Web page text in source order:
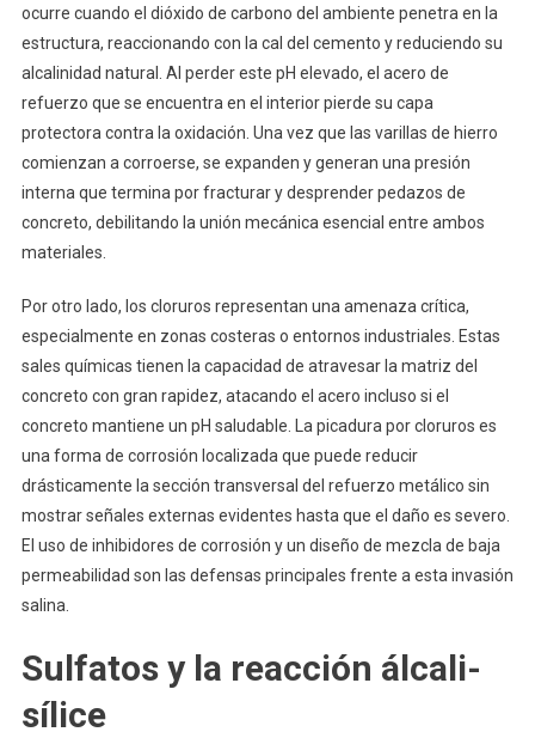
ocurre cuando el dióxido de carbono del ambiente penetra en la
estructura, reaccionando con la cal del cemento y reduciendo su
alcalinidad natural. Al perder este pH elevado, el acero de
refuerzo que se encuentra en el interior pierde su capa
protectora contra la oxidación. Una vez que las varillas de hierro
comienzan a corroerse, se expanden y generan una presión
interna que termina por fracturar y desprender pedazos de
concreto, debilitando la unión mecánica esencial entre ambos
materiales.
Por otro lado, los cloruros representan una amenaza crítica,
especialmente en zonas costeras o entornos industriales. Estas
sales químicas tienen la capacidad de atravesar la matriz del
concreto con gran rapidez, atacando el acero incluso si el
concreto mantiene un pH saludable. La picadura por cloruros es
una forma de corrosión localizada que puede reducir
drásticamente la sección transversal del refuerzo metálico sin
mostrar señales externas evidentes hasta que el daño es severo.
El uso de inhibidores de corrosión y un diseño de mezcla de baja
permeabilidad son las defensas principales frente a esta invasión
salina.
Sulfatos y la reacción álcali-
sílice